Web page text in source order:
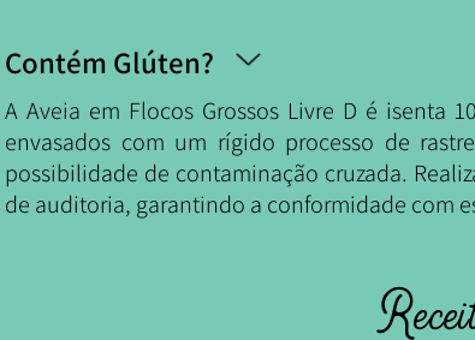
Contém Glúten?
A Aveia em Flocos Grossos Livre D é isenta
envasados com um rígido processo de
possibilidade de contaminação cruzada.
de auditoria, garantindo a conformidade com